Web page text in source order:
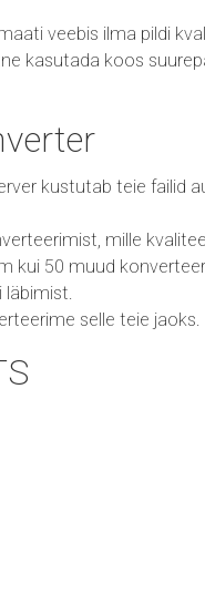
veebis ilma pildi
kasutada koos
kustutab teie failid
mille
kui 50 muud
selle teie jaoks.